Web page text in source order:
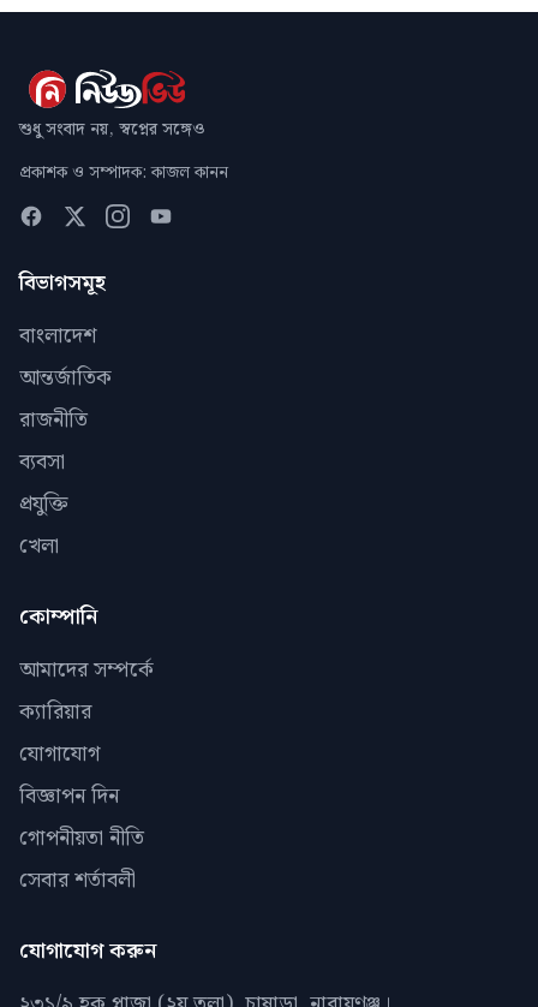
শুধু সংবাদ নয়, স্বপ্নের সঙ্গেও
প্রকাশক ও সম্পাদক: কাজল কানন
বিভাগসমূহ
বাংলাদেশ
আন্তর্জাতিক
রাজনীতি
ব্যবসা
প্রযুক্তি
খেলা
কোম্পানি
আমাদের সম্পর্কে
ক্যারিয়ার
যোগাযোগ
বিজ্ঞাপন দিন
গোপনীয়তা নীতি
সেবার শর্তাবলী
যোগাযোগ করুন